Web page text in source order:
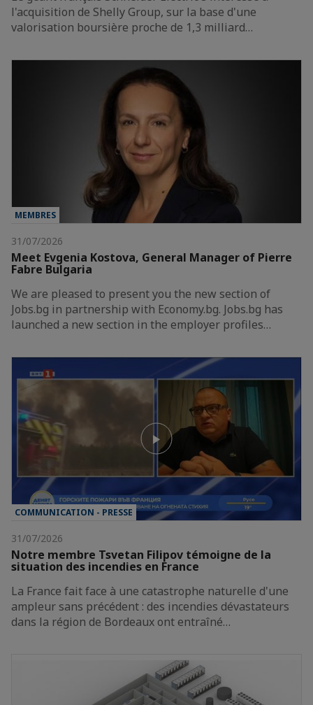
l'acquisition de Shelly Group, sur la base d'une
valorisation boursière proche de 1,3 milliard…
MEMBRES
31/07/2026
Meet Evgenia Kostova, General Manager of Pierre
Fabre Bulgaria
We are pleased to present you the new section of
Jobs.bg in partnership with Economy.bg. Jobs.bg has
launched a new section in the employer profiles…
COMMUNICATION - PRESSE
31/07/2026
Notre membre Tsvetan Filipov témoigne de la
situation des incendies en France
La France fait face à une catastrophe naturelle d'une
ampleur sans précédent : des incendies dévastateurs
dans la région de Bordeaux ont entraîné…